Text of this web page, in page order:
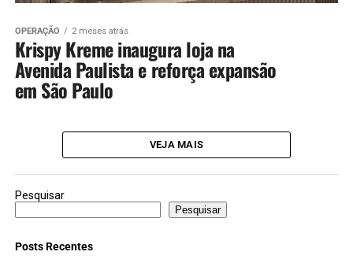
OPERAÇÃO 2 meses atrás
Krispy Kreme inaugura loja na
Avenida Paulista e reforça expansão
em São Paulo
VEJA MAIS
Pesquisar
Pesquisar
Posts Recentes